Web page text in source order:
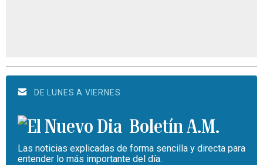
DE LUNES A VIERNES
Boletín A.M.
Las noticias explicadas de forma sencilla y directa para
entender lo más importante del día.